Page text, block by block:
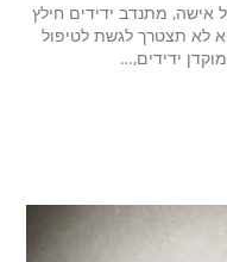
מתנדב ידידים חילץ
לא תצטרך לגשת לטיפול